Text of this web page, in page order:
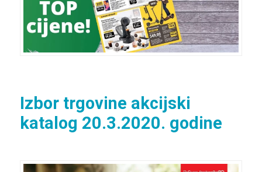
Izbor trgovine akcijski
katalog 20.3.2020. godine